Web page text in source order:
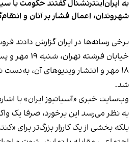
به ایران‌اینترنشنال گفتند حکومت با
شهروندان، اعمال فشار بر آنان و
برخی رسانه‌ها در ایران گزارش دادند
خیابان فرشته
۱۸ مهر و انتشار ویدیوهای آن،
شد.
وب‌سایت خبری «آسیانیوز ایران» با
به نظر می‌رسد این برخورد، صرفا
بلکه بخشی از یک کارزار بزرگ‌تر برای